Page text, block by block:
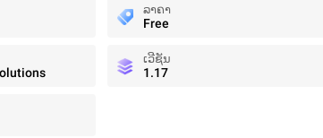
ລາຄາ
Free
ເວີຊັນ
1.17